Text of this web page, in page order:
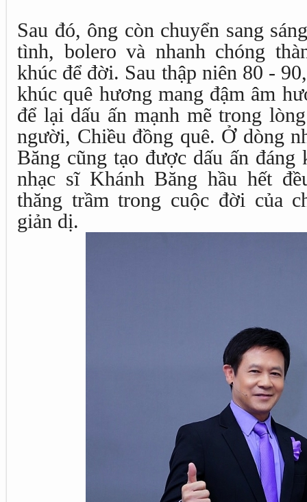
Sau đó, ông còn chuyển sang
tình, bolero và nhanh chóng
khúc để đời. Sau thập niên 80 -
khúc quê hương mang đậm âm
để lại dấu ấn mạnh mẽ trong
người, Chiều đồng quê. Ở dòng
Băng cũng tạo được dấu ấn đáng
nhạc sĩ Khánh Băng hầu hết
thăng trầm trong cuộc đời của
giản dị.